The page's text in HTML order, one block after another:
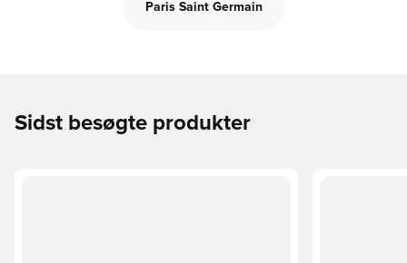
Paris Saint Germain
Sidst besøgte produkter